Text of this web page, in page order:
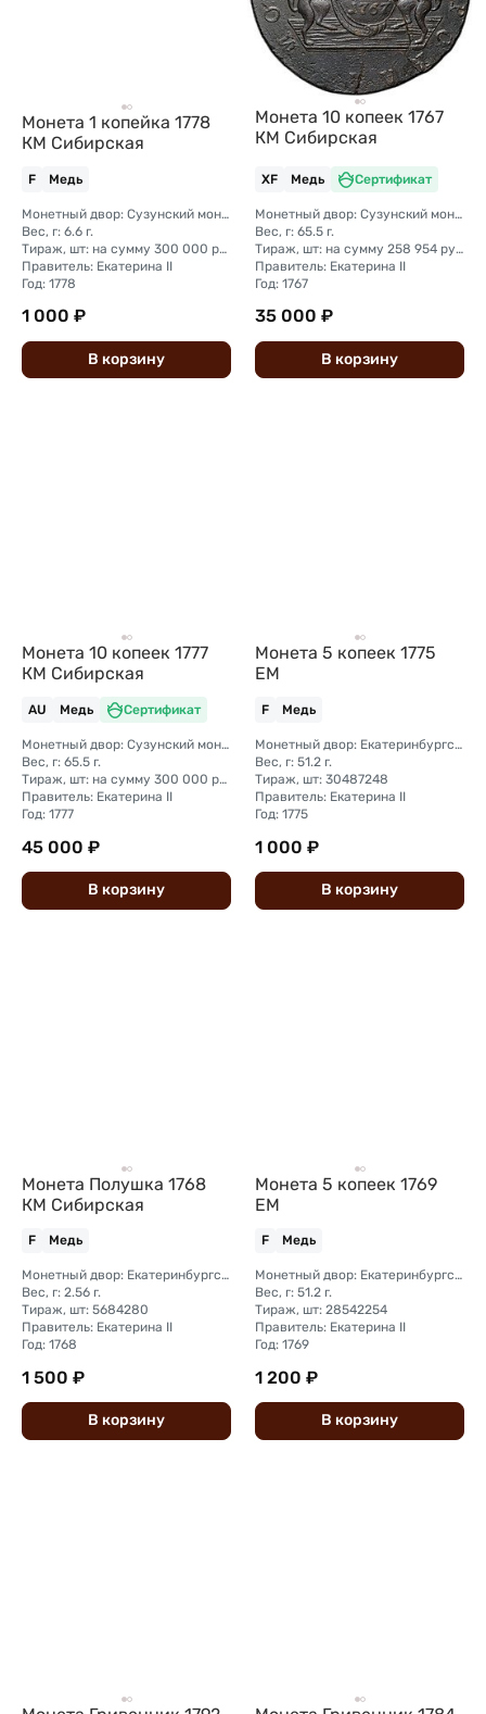
Монета 1 копейка 1778
КМ Сибирская
F Медь
Монетный двор: Сузунский монетный двор (Сибирь)
Вес, г: 6.6 г.
Тираж, шт: на сумму 300 000 рублей (сумма 10 копеек + 5 копеек +2 копейки + 1 копейка + денга + полушка)
Правитель: Екатерина II
Год: 1778
1 000 ₽
В корзину
Монета 10 копеек 1767
КМ Сибирская
XF Медь Сертификат
Монетный двор: Сузунский монетный двор (Сибирь)
Вес, г: 65.5 г.
Тираж, шт: на сумму 258 954 рубля 5 копеек (сумма 10 копеек + 5 копеек +2 копейки + 1 копейка + денга + полушка)
Правитель: Екатерина II
Год: 1767
35 000 ₽
В корзину
Монета 10 копеек 1777
КМ Сибирская
AU Медь Сертификат
Монетный двор: Сузунский монетный двор (Сибирь)
Вес, г: 65.5 г.
Тираж, шт: на сумму 300 000 рублей (сумма 10 копеек + 5 копеек +2 копейки + 1 копейка + денга + полушка)
Правитель: Екатерина II
Год: 1777
45 000 ₽
В корзину
Монета 5 копеек 1775
ЕМ
F Медь
Монетный двор: Екатеринбургский монетный двор
Вес, г: 51.2 г.
Тираж, шт: 30487248
Правитель: Екатерина II
Год: 1775
1 000 ₽
В корзину
Монета Полушка 1768
КМ Сибирская
F Медь
Монетный двор: Екатеринбургский монетный двор
Вес, г: 2.56 г.
Тираж, шт: 5684280
Правитель: Екатерина II
Год: 1768
1 500 ₽
В корзину
Монета 5 копеек 1769
ЕМ
F Медь
Монетный двор: Екатеринбургский монетный двор
Вес, г: 51.2 г.
Тираж, шт: 28542254
Правитель: Екатерина II
Год: 1769
1 200 ₽
В корзину